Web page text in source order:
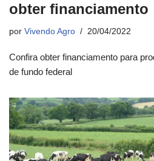
obter financiamento
por Vivendo Agro 20/04/2022
Confira obter financiamento para
de fundo federal